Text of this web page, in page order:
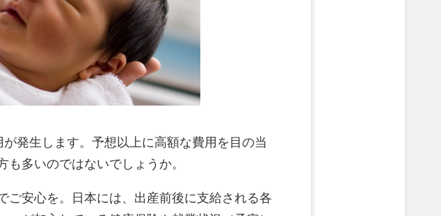
発生します。予想以上に高額な費用を目の当
多いのではないでしょうか。
ご安心を。日本には、出産前後に支給される各